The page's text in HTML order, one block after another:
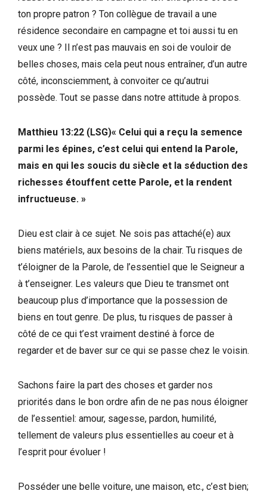
ton propre patron ? Ton collègue de travail a une
résidence secondaire en campagne et toi aussi tu en
veux une ? Il n’est pas mauvais en soi de vouloir de
belles choses, mais cela peut nous entraîner, d’un autre
côté, inconsciemment, à convoiter ce qu’autrui
possède. Tout se passe dans notre attitude à propos.
Matthieu 13:22 (LSG)« Celui qui a reçu la semence
parmi les épines, c’est celui qui entend la Parole,
mais en qui les soucis du siècle et la séduction des
richesses étouffent cette Parole, et la rendent
infructueuse. »
Dieu est clair à ce sujet. Ne sois pas attaché(e) aux
biens matériels, aux besoins de la chair. Tu risques de
t’éloigner de la Parole, de l’essentiel que le Seigneur a
à t’enseigner. Les valeurs que Dieu te transmet ont
beaucoup plus d’importance que la possession de
biens en tout genre. De plus, tu risques de passer à
côté de ce qui t’est vraiment destiné à force de
regarder et de baver sur ce qui se passe chez le voisin.
Sachons faire la part des choses et garder nos
priorités dans le bon ordre afin de ne pas nous éloigner
de l’essentiel: amour, sagesse, pardon, humilité,
tellement de valeurs plus essentielles au coeur et à
l’esprit pour évoluer !
Posséder une belle voiture, une maison, etc., c’est bien;